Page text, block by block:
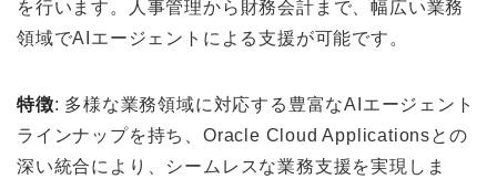
を行います。人事管理から財務会計まで、幅広い業務
領域でAIエージェントによる支援が可能です。
特徴: 多様な業務領域に対応する豊富なAIエージェント
ラインナップを持ち、Oracle Cloud Applicationsとの
深い統合により、シームレスな業務支援を実現しま